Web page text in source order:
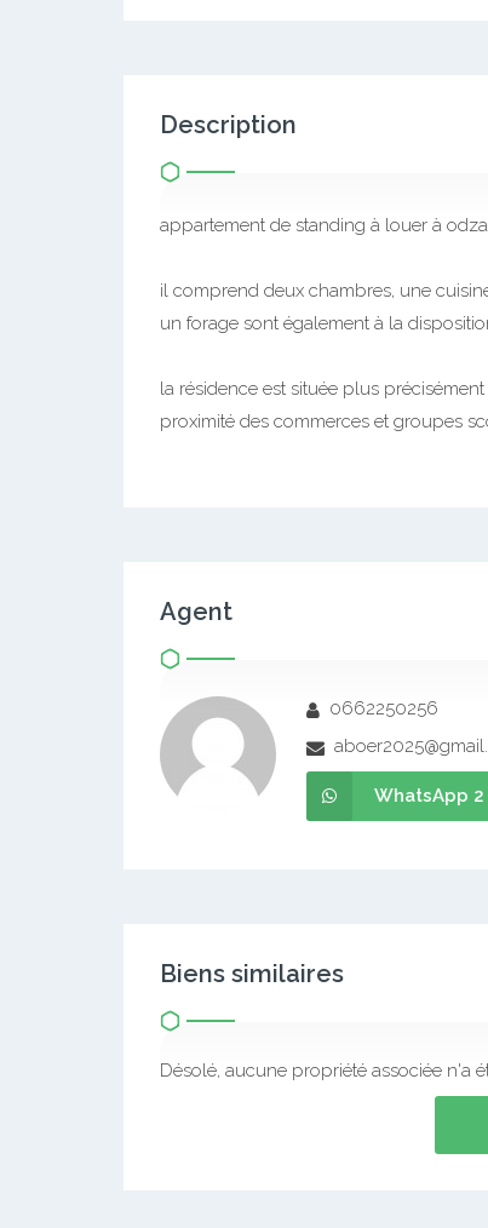
Description
appartement de standing à louer à
il comprend deux chambres, une
un forage sont également à la
la résidence est située plus
proximité des commerces et groupes
Agent
0662250256
WhatsApp 2
Biens similaires
Désolé, aucune propriété associée n'a